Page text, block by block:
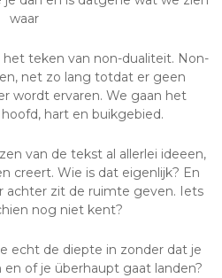
waar
teken van non-dualiteit. Non-
net zo lang totdat er geen
wordt ervaren. We gaan het
hart en buikgebied.
van de tekst al allerlei ideeen,
creert. Wie is dat eigenlijk? En
achter zit de ruimte geven. Iets
nog niet kent?
echt de diepte in zonder dat je
of je überhaupt gaat landen?